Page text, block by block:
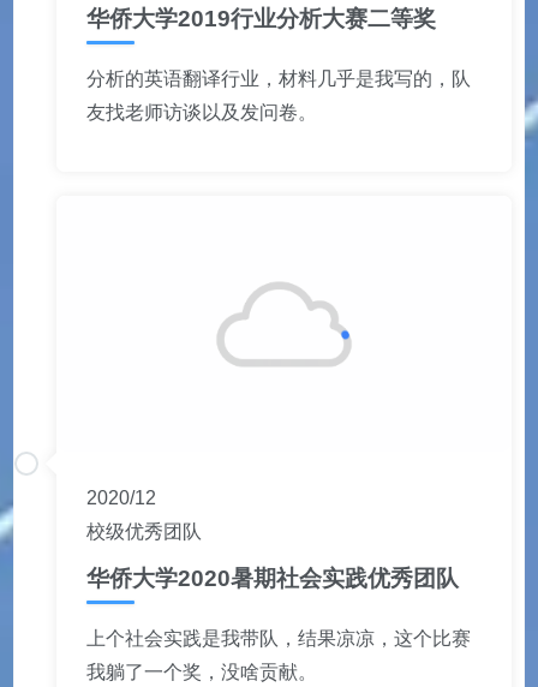
华侨大学2019行业分析大赛二等奖
分析的英语翻译行业，材料几乎是我写的，队
友找老师访谈以及发问卷。
2020/12
校级优秀团队
华侨大学2020暑期社会实践优秀团队
上个社会实践是我带队，结果凉凉，这个比赛
我躺了一个奖，没啥贡献。